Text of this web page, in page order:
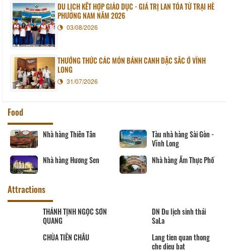
DU LỊCH KẾT HỢP GIÁO DỤC - GIÁ TRỊ LAN TỎA TỪ TRẠI HÈ
PHƯƠNG NAM NĂM 2026
03/08/2026
THƯỞNG THỨC CÁC MÓN BÁNH CANH ĐẶC SẮC Ở VĨNH
LONG
31/07/2026
Food
Nhà hàng Thiên Tân
Tàu nhà hàng Sài Gòn -
Vĩnh Long
Nhà hàng Hương Sen
Nhà hàng Ẩm Thực Phố
Attractions
THÁNH TỊNH NGỌC SƠN
QUANG
DN Du lịch sinh thái
SaLa
CHÙA TIÊN CHÂU
Lang tien quan thong
che dieu bat